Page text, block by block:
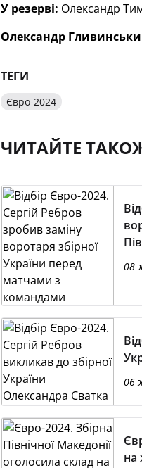
У резерві: Олександр
Олександр
ТЕГИ
Євро-2024
ЧИТАЙТЕ
08
06
на